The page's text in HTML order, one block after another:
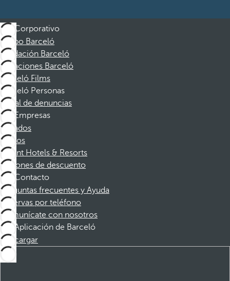
Corporativo
Grupo Barceló
Fundación Barceló
Vacaciones Barceló
Barceló Films
Barceló Personas
Canal de denuncias
Empresas
Afiliados
Socios
Dorint Hotels & Resorts
Cupones de descuento
Contacto
Preguntas frecuentes y Ayuda
Reservas por teléfono
Comunícate con nosotros
Aplicación de Barceló
Descargar